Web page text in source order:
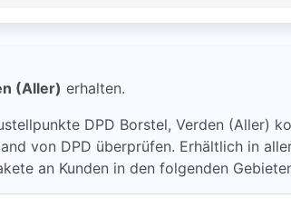
(Aller) erhalten.
DPD Borstel, Verden (Aller)
von DPD überprüfen. Erhältlich in
an Kunden in den folgenden